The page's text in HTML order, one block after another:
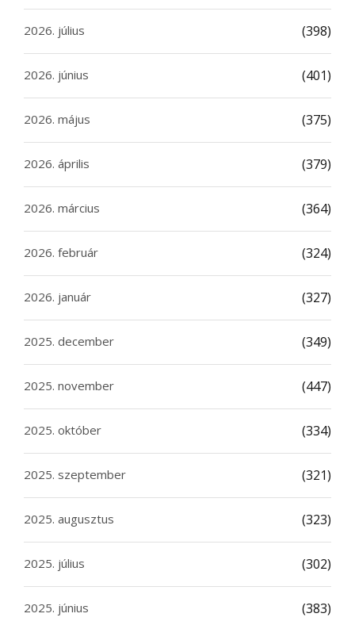
2026. július (398)
2026. június (401)
2026. május (375)
2026. április (379)
2026. március (364)
2026. február (324)
2026. január (327)
2025. december (349)
2025. november (447)
2025. október (334)
2025. szeptember (321)
2025. augusztus (323)
2025. július (302)
2025. június (383)